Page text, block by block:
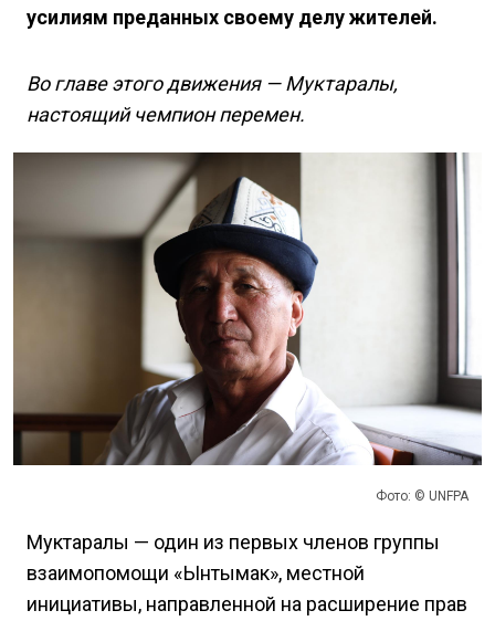
усилиям преданных своему делу жителей.
Во главе этого движения — Муктаралы,
настоящий чемпион перемен.
Фото: © UNFPA
Муктаралы — один из первых членов группы
взаимопомощи «Ынтымак», местной
инициативы, направленной на расширение прав